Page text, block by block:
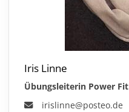
Iris Linne
Übungsleiterin Power Fit
irislinne@posteo.de